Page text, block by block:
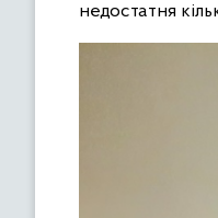
недостатня